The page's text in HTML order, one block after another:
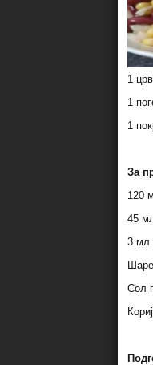
1
1
1
За
120
45
3 мл
Сол